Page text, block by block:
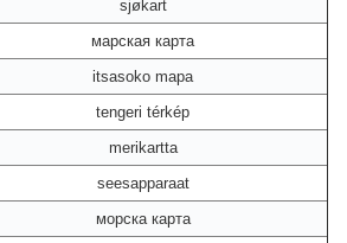
sjøkart
марская карта
itsasoko mapa
tengeri térkép
merikartta
seesapparaat
морска карта